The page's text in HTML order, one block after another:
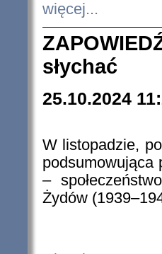
więcej...
słychać
25.10.2024
W listopadzie,
podsumowująca
–
Żydów